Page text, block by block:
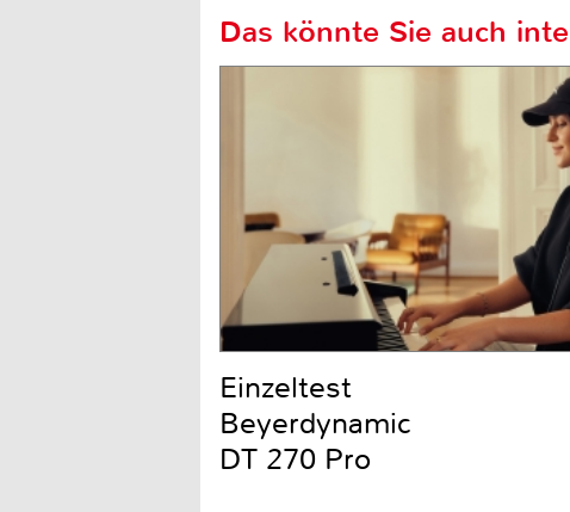
Das könnte Sie auch
Einzeltest
Beyerdynamic
DT 270 Pro